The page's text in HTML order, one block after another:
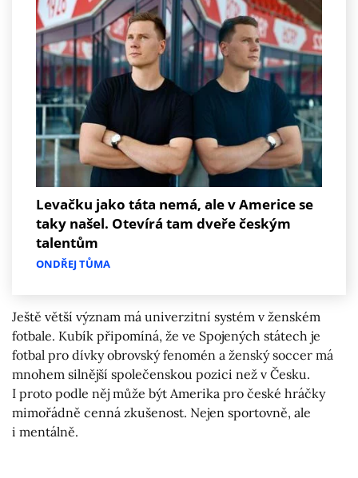
Levačku jako táta nemá, ale v Americe se
taky našel. Otevírá tam dveře českým
talentům
ONDŘEJ TŮMA
Ještě větší význam má univerzitní systém v ženském
fotbale. Kubík připomíná, že ve Spojených státech je
fotbal pro dívky obrovský fenomén a ženský soccer má
mnohem silnější společenskou pozici než v Česku.
I proto podle něj může být Amerika pro české hráčky
mimořádně cenná zkušenost. Nejen sportovně, ale
i mentálně.